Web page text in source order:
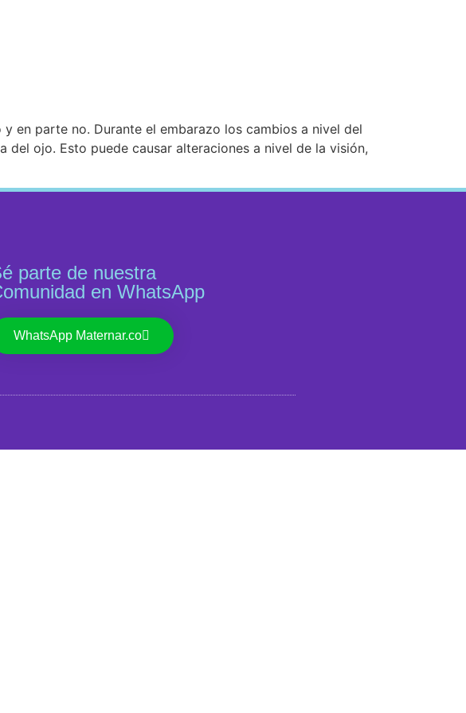
en parte no. Durante el embarazo los cambios a nivel del
ojo. Esto puede causar alteraciones a nivel de la visión,
parte de nuestra
en WhatsApp
WhatsApp Maternar.co